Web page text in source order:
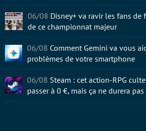
06/08 Disney+ va ravir les fans
de ce championnat majeur
06/08 Comment Gemini va vous
problèmes de votre smartphone
06/08 Steam : cet action-RPG
passer à 0 €, mais ça ne durera pas